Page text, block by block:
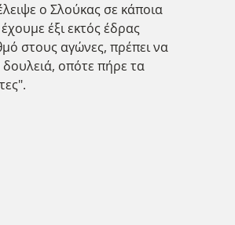
ο Σλούκας σε κάποια
έξι εκτός έδρας
στους αγώνες, πρέπει να
οπότε πήρε τα